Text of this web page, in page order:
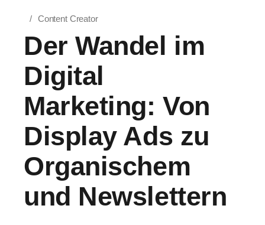
Content Creator
Der Wandel im
Digital
Marketing: Von
Display Ads zu
Organischem
und Newslettern